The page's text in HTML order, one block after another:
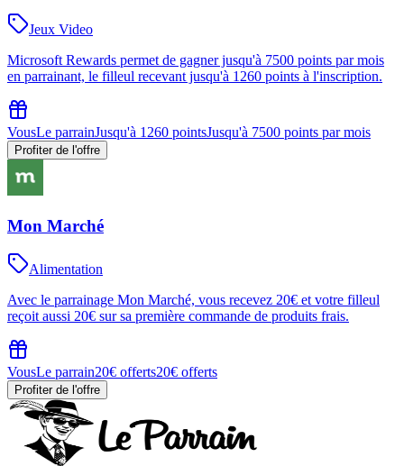
Jeux Video
Microsoft Rewards permet de gagner jusqu'à 7500 points par mois
en parrainant, le filleul recevant jusqu'à 1260 points à l'inscription.
VousLe parrainJusqu'à 1260 pointsJusqu'à 7500 points par mois
Profiter de l'offre
Mon Marché
Alimentation
Avec le parrainage Mon Marché, vous recevez 20€ et votre filleul
reçoit aussi 20€ sur sa première commande de produits frais.
VousLe parrain20€ offerts20€ offerts
Profiter de l'offre